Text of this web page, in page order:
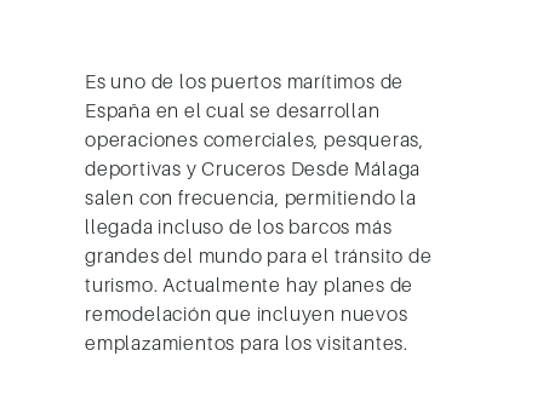
Es uno de los puertos marítimos de
España en el cual se desarrollan
operaciones comerciales, pesqueras,
deportivas y Cruceros Desde Málaga
salen con frecuencia, permitiendo la
llegada incluso de los barcos más
grandes del mundo para el tránsito de
turismo. Actualmente hay planes de
remodelación que incluyen nuevos
emplazamientos para los visitantes.